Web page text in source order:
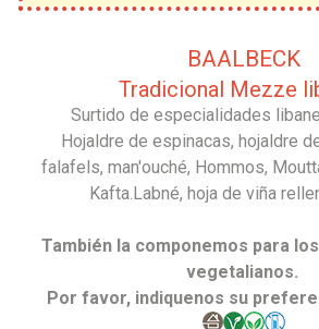
BAALBECK
Tradicional Mezze
Surtido de especialidades
Hojaldre de espinacas, hojaldre
falafels, man'ouché, Hommos,
Kafta.Labné, hoja de viña
También la componemos para
vegetalianos.
Por favor, indiquenos su